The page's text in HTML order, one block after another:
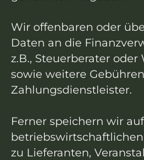
Wir offenbaren oder
Daten an die
z.B., Steuerberater
sowie weitere
Zahlungsdienstleister.
Ferner speichern wir
zu Lieferanten,